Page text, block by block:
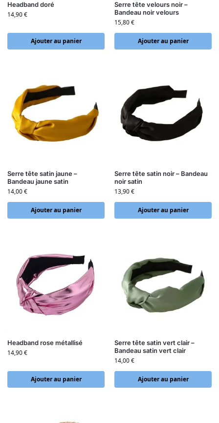
Headband doré
14,90€
Ajouter au panier
Serre tête velours noir –
Bandeau noir velours
15,80€
Ajouter au panier
Serre tête satin jaune –
Bandeau jaune satin
14,00€
Ajouter au panier
Serre tête satin noir – Bandeau
noir satin
13,90€
Ajouter au panier
Headband rose métallisé
14,90€
Ajouter au panier
Serre tête satin vert clair –
Bandeau satin vert clair
14,00€
Ajouter au panier